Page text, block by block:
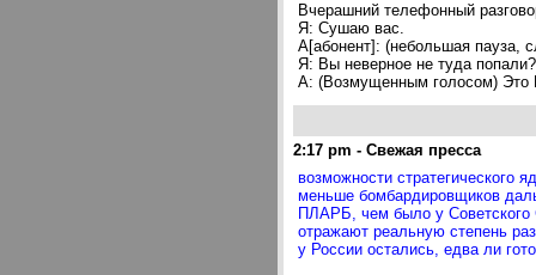
Вчерашний телефонный
Я: Сушаю вас.
А[абонент]: (небольшая пауза,
Я: Вы неверное не туда попали?
А: (Возмущенным голосом) Это
2:17 pm - Свежая пресса
возможности стратегического
меньше бомбардировщиков
ПЛАРБ, чем было у Советского
отражают реальную степень
у России остались, едва ли